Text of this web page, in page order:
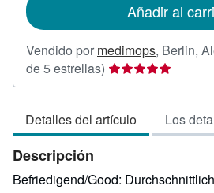
envío
Añadir al
Vendido por medimops, Berlin,
de 5 estrellas) Calificación
del
5
de
estrellas
Detalles del artículo Los
Descripción
Befriedigend/Good: